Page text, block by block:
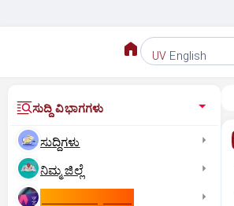
UV English
ಸುದ್ದಿ ವಿಭಾಗಗಳು
ಸುದ್ದಿಗಳು
ನಿಮ್ಮ ಜಿಲ್ಲೆ